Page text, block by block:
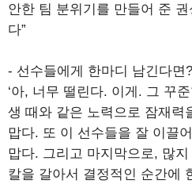
안한 팀 분위기를 만들어 준
다”
- 선수들에게 한마디 남긴다면?
‘아, 너무 떨린다. 이게. 그 꾸
생 때와 같은 노력으로 잠재력
맙다. 또 이 선수들을 잘 이끌
맙다. 그리고 마지막으로, 많
칼을 갈아서 결정적인 순간에